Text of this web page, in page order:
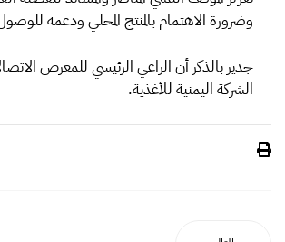
وضرورة الاهتمام بالمنتج المحلي ودعمه للوصول
جدير بالذكر أن الراعي الرئيسي للمعرض
الشركة اليمنية للأغذية.